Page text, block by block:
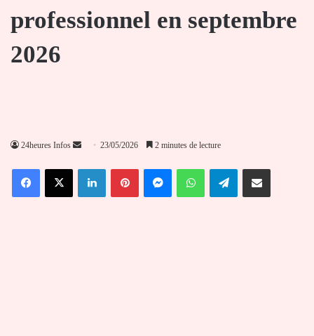
professionnel en septembre
2026
24heures Infos
Envoyer
courriel
23/05/2026 2 minutes de lecture
FacebookX LinkedinPinterestMessengerWhatsAppTelegramPartager par email